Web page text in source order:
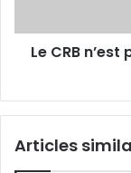
recrutement
Le CRB
Articles